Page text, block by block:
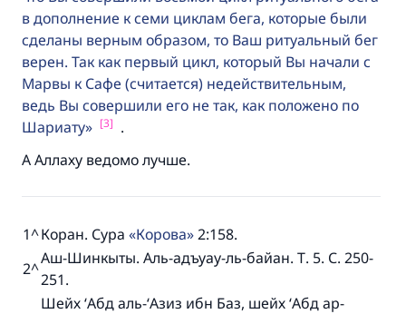
в дополнение к семи циклам бега, которые были
сделаны верным образом, то Ваш ритуальный бег
верен. Так как первый цикл, который Вы начали с
Марвы к Сафе (считается) недействительным,
ведь Вы совершили его не так, как положено по
Шариату
[3] .
А Аллаху ведомо лучше.
^
1 Коран. Сура Корова 2:158.
^
2
Аш-Шинкыты. Аль-адъуау-ль-байан. Т. 5. С. 250-
251.
Шейх ‘Абд аль-‘Азиз ибн Баз, шейх ‘Абд ар-